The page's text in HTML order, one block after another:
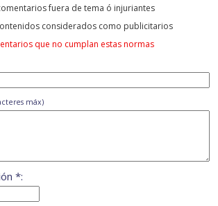
fuera de tema ó injuriantes
considerados como publicitarios
que no cumplan estas normas
máx)
*: